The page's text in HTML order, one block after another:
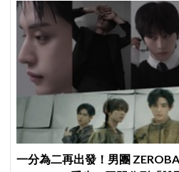
一分為二再出發！男團